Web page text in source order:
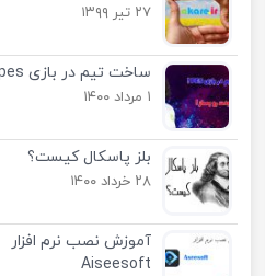
۲۷ تیر ۱۳۹۹
ساخت تیم در بازی pes
۱ مرداد ۱۴۰۰
بلز پاسکال کیست؟
۲۸ خرداد ۱۴۰۰
آموزش نصب نرم افزار
Aiseesoft